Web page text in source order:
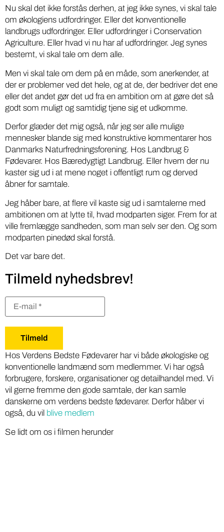
Nu skal det ikke forstås derhen, at jeg ikke synes, vi skal tale
om økologiens udfordringer. Eller det konventionelle
landbrugs udfordringer. Eller udfordringer i Conservation
Agriculture. Eller hvad vi nu har af udfordringer. Jeg synes
bestemt, vi skal tale om dem alle.
Men vi skal tale om dem på en måde, som anerkender, at
der er problemer ved det hele, og at de, der bedriver det ene
eller det andet gør det ud fra en ambition om at gøre det så
godt som muligt og samtidig tjene sig et udkomme.
Derfor glæder det mig også, når jeg ser alle mulige
mennesker blande sig med konstruktive kommentarer hos
Danmarks Naturfredningsforening. Hos Landbrug &
Fødevarer. Hos Bæredygtigt Landbrug. Eller hvem der nu
kaster sig ud i at mene noget i offentligt rum og derved
åbner for samtale.
Jeg håber bare, at flere vil kaste sig ud i samtalerne med
ambitionen om at lytte til, hvad modparten siger. Frem for at
ville fremlægge sandheden, som man selv ser den. Og som
modparten pinedød skal forstå.
Det var bare det.
Tilmeld nyhedsbrev!
Hos Verdens Bedste Fødevarer har vi både økologiske og
konventionelle landmænd som medlemmer. Vi har også
forbrugere, forskere, organisationer og detailhandel med. Vi
vil gerne fremme den gode samtale, der kan samle
danskerne om verdens bedste fødevarer. Derfor håber vi
også, du vil blive medlem
Se lidt om os i filmen herunder